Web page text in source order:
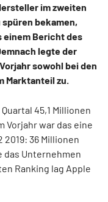
im zweiten
bekamen,
einem Bericht des
legte der
sowohl bei den
Marktanteil zu.
45,1 Millionen
Vorjahr war das eine
36 Millionen
das Unternehmen
Ranking lag Apple